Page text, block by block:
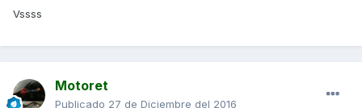
Vssss
Motoret
Publicado 27 de Diciembre del 2016